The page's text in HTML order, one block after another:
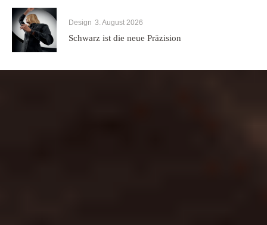
Design 3. August 2026
Schwarz ist die neue Präzision